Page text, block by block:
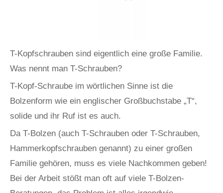
T-Kopfschrauben sind eigentlich eine große Familie.
Was nennt man T-Schrauben?
T-Kopf-Schraube im wörtlichen Sinne ist die
Bolzenform wie ein englischer Großbuchstabe „T“,
solide und ihr Ruf ist es auch.
Da T-Bolzen (auch T-Schrauben oder T-Schrauben,
Hammerkopfschrauben genannt) zu einer großen
Familie gehören, muss es viele Nachkommen geben!
Bei der Arbeit stößt man oft auf viele T-Bolzen-